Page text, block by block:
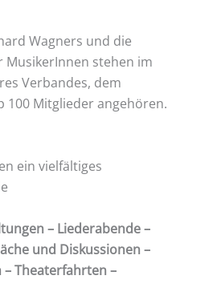
Wagners und die
MusikerInnen stehen im
Verbandes, dem
100 Mitglieder angehören.
ein vielfältiges
– Liederabende –
und Diskussionen –
Theaterfahrten –